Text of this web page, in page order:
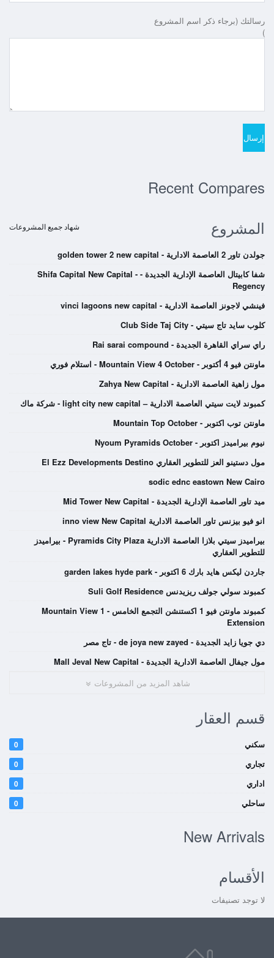
رسالتك (برجاء ذكر اسم المشروع
)
Recent Compares
المشروع
شهاد جميع المشروعات
جولدن تاور 2 العاصمة الادارية - golden tower 2 new capital
شفا كابيتال العاصمة الإدارية الجديدة - Shifa Capital New Capital -
Regency
فينشي لاجونز العاصمة الادارية - vinci lagoons new capital
كلوب سايد تاج سيتي - Club Side Taj City
راي سراي القاهرة الجديدة - Rai sarai compound
ماونتن فيو 4 أكتوبر - Mountain View 4 October - استلام فوري
مول زاهية العاصمة الادارية - Zahya New Capital
كمبوند لايت سيتي العاصمة الادارية – light city new capital - شركة ماك
ماونتن توب اكتوبر - Mountain Top October
نيوم بيراميدز اكتوبر - Nyoum Pyramids October
مول دستينو العز للتطوير العقاري El Ezz Developments Destino
sodic ednc eastown New Cairo
ميد تاور العاصمة الإدارية الجديدة - Mid Tower New Capital
انو فيو بيزنس تاور العاصمة الادارية inno view New Capital
بيراميدز سيتي بلازا العاصمة الادارية Pyramids City Plaza - بيراميدز
للتطوير العقاري
جاردن ليكس هايد بارك 6 اكتوبر - garden lakes hyde park
كمبوند سولي جولف ريزيدنس Suli Golf Residence
كمبوند ماونتن فيو 1 اكستنشن التجمع الخامس - Mountain View 1
Extension
دي جويا زايد الجديدة - de joya new zayed - تاج مصر
مول جيفال العاصمة الادارية الجديدة - Mall Jeval New Capital
شاهد المزيد من المشروعات
قسم العقار
سكني 0
تجاري 0
اداري 0
ساحلي 0
New Arrivals
الأقسام
لا توجد تصنيفات